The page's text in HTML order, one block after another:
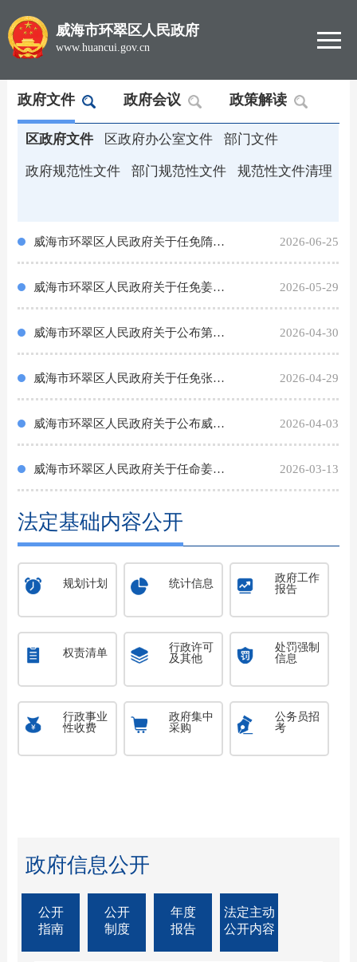
威海市环翠区人民政府
www.huancui.gov.cn
政府文件 政府会议 政策解读
区政府文件 区政府办公室文件 部门文件
政府规范性文件 部门规范性文件 规范性文件清理
威海市环翠区人民政府关于任免隋海航等工作人员职务的通知 2026-06-25
威海市环翠区人民政府关于任免姜明霞等工作人员职务的通知 2026-05-29
威海市环翠区人民政府关于公布第九批区级非物质文化遗产代表性项目名录的通知 2026-04-30
威海市环翠区人民政府关于任免张冉等工作人员职务的通知 2026-04-29
威海市环翠区人民政府关于公布威海市环翠区人民政府2026年度重大行政决策事项目录的通知 2026-04-03
威海市环翠区人民政府关于任命姜大伟工作职务的通知 2026-03-13
法定基础内容公开
规划计划 统计信息
政府工作
报告
权责清单
行政许可
及其他
处罚强制
信息
行政事业
性收费
政府集中
采购
公务员招
考
政府信息公开
公开
指南
公开
制度
年度
报告
法定主动
公开内容